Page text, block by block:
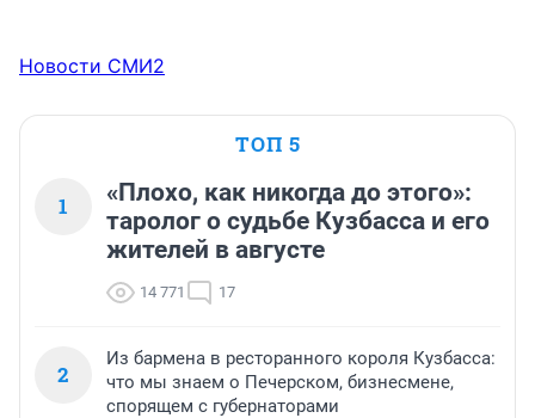
Новости СМИ2
ТОП 5
1
«Плохо, как никогда до этого»:
таролог о судьбе Кузбасса и его
жителей в августе
14 771 17
2
Из бармена в ресторанного короля Кузбасса:
что мы знаем о Печерском, бизнесмене,
спорящем с губернаторами